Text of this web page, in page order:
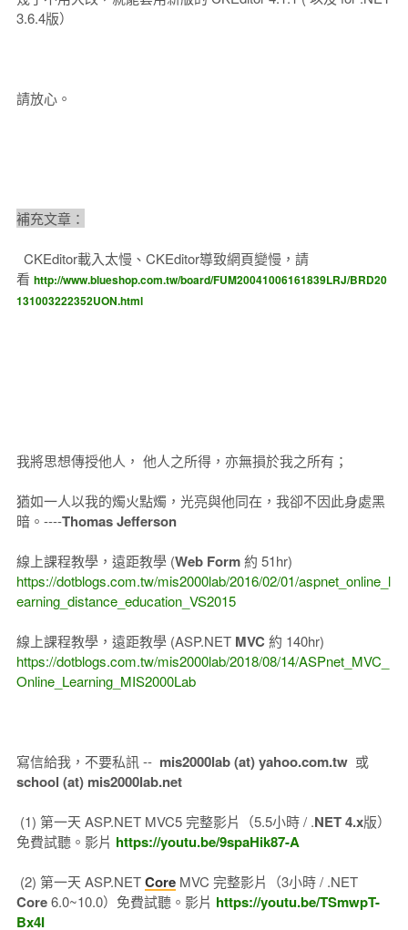
3.6.4版）
請放心。
補充文章：
CKEditor載入太慢、CKEditor導致網頁變慢，請
看 http://www.blueshop.com.tw/board/FUM20041006161839LRJ/BRD20
131003222352UON.html
我將思想傳授他人， 他人之所得，亦無損於我之所有；
猶如一人以我的燭火點燭，光亮與他同在，我卻不因此身處黑
暗。----Thomas Jefferson
線上課程教學，遠距教學 (Web Form約 51hr)
https://dotblogs.com.tw/mis2000lab/2016/02/01/aspnet_online_l
earning_distance_education_VS2015
線上課程教學，遠距教學 (ASP.NET MVC 約 140hr)
https://dotblogs.com.tw/mis2000lab/2018/08/14/ASPnet_MVC_
Online_Learning_MIS2000Lab
寫信給我，不要私訊 -- mis2000lab (at) yahoo.com.tw或
school (at) mis2000lab.net
(1) 第一天 ASP.NET MVC5 完整影片（5.5小時 / .NET 4.x版）
免費試聽。影片 https://youtu.be/9spaHik87-A
(2) 第一天 ASP.NETCoreMVC 完整影片（3小時 / .NET
Core6.0~10.0）免費試聽。影片 https://youtu.be/TSmwpT-
Bx4I